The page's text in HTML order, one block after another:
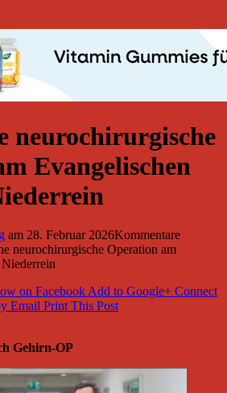
neurochirurgische
Evangelischen
am 28. Februar 2026Kommentare
neurochirurgische Operation am
on FacebookAdd to Google+ Connect
Email Print This Post
Gehirn-OP